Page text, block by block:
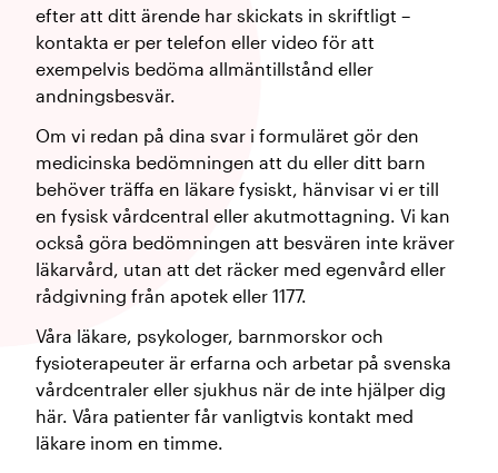
efter att ditt ärende har skickats in skriftligt –
kontakta er per telefon eller video för att
exempelvis bedöma allmäntillstånd eller
andningsbesvär.
Om vi redan på dina svar i formuläret gör den
medicinska bedömningen att du eller ditt barn
behöver träffa en läkare fysiskt, hänvisar vi er till
en fysisk vårdcentral eller akutmottagning. Vi kan
också göra bedömningen att besvären inte kräver
läkarvård, utan att det räcker med egenvård eller
rådgivning från apotek eller 1177.
Våra läkare, psykologer, barnmorskor och
fysioterapeuter är erfarna och arbetar på svenska
vårdcentraler eller sjukhus när de inte hjälper dig
här. Våra patienter får vanligtvis kontakt med
läkare inom en timme.